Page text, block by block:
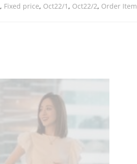
, Fixed price, Oct22/1 , Oct22/2, Order Item